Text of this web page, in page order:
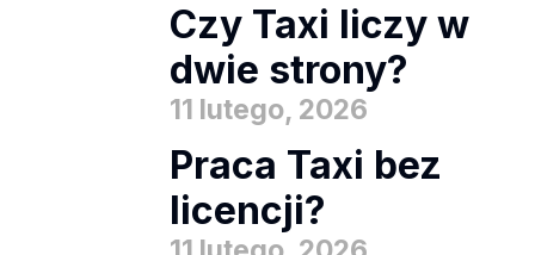
Czy Taxi liczy w
dwie strony?
11 lutego, 2026
Praca Taxi bez
licencji?